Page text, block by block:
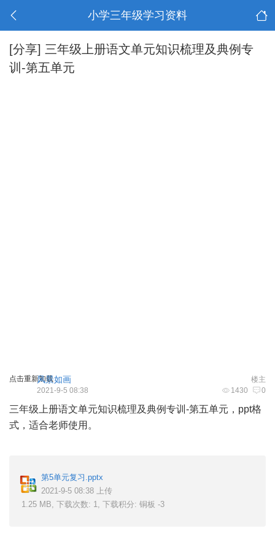
小学三年级学习资料
[分享] 三年级上册语文单元知识梳理及典例专
训-第五单元
点击重新加载 楼主
风景如画
1430 0
2021-9-5 08:38
三年级上册语文单元知识梳理及典例专训-第五单元，ppt格
式，适合老师使用。
第5单元复习.pptx
2021-9-5 08:38 上传
1.25 MB, 下载次数: 1, 下载积分: 铜板 -3